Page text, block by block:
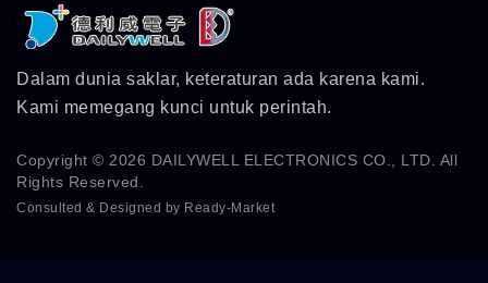
Dalam dunia saklar, keteraturan ada karena kami.
Kami memegang kunci untuk perintah.
Copyright © 2026 DAILYWELL ELECTRONICS CO., LTD. All
Rights Reserved.
Consulted & Designed by Ready-Market